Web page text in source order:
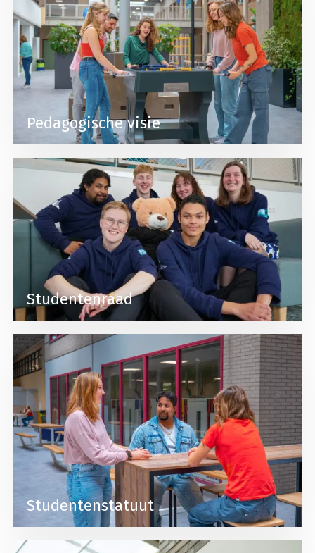
Pedagogische visie
Studentenraad
Lees meer over Studentenraad
Studentenstatuut
Lees meer over Studentenstatuut
Lees meer over Klacht indienen